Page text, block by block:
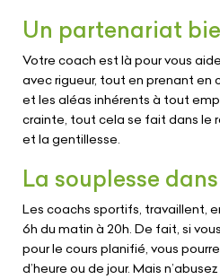
Un partenariat
Votre coach est là pour vous
avec rigueur, tout en prenant
et les aléas inhérents à tout
crainte, tout cela se fait dans le
et la gentillesse.
La souplesse
Les coachs sportifs, travaillent,
6h du matin à 20h. De fait, si
pour le cours planifié, vous
d’heure ou de jour. Mais